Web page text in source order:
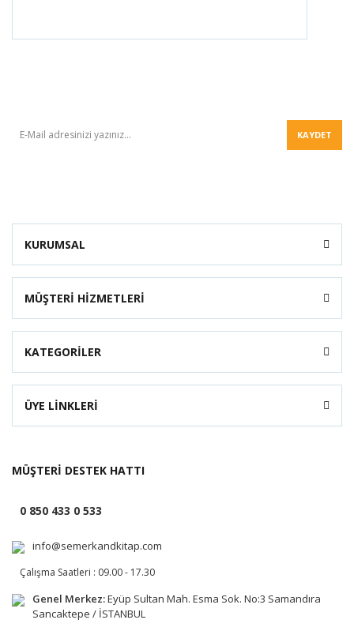
KAYDET
KURUMSAL
MÜŞTERİ HİZMETLERİ
KATEGORİLER
ÜYE LİNKLERİ
MÜŞTERİ DESTEK HATTI
0 850 433 0 533
info@semerkandkitap.com
Çalışma Saatleri : 09.00 - 17.30
Genel Merkez:Eyüp Sultan Mah. Esma Sok. No:3 Samandıra
Sancaktepe / İSTANBUL